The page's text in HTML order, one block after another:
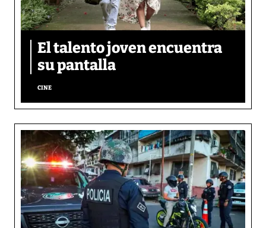
El talento joven encuentra
su pantalla​
CINE